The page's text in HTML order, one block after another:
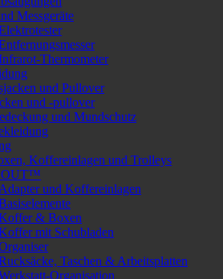
Messgeräte
Thermometer
und Pullover
und -pullover
und Mundschutz
Koffereinlagen und Trolleys
Adapter und Koffereinlagen
& Boxen
mit Schubladen
Taschen & Arbeitsplatten
Organisation